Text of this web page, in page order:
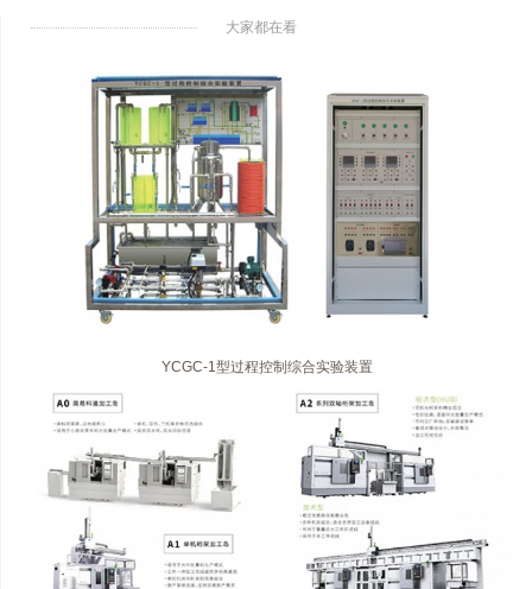
大家都在看
YCGC-1型过程控制综合实验装置